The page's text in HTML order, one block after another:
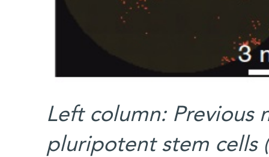
Left column: Previous
pluripotent stem cells